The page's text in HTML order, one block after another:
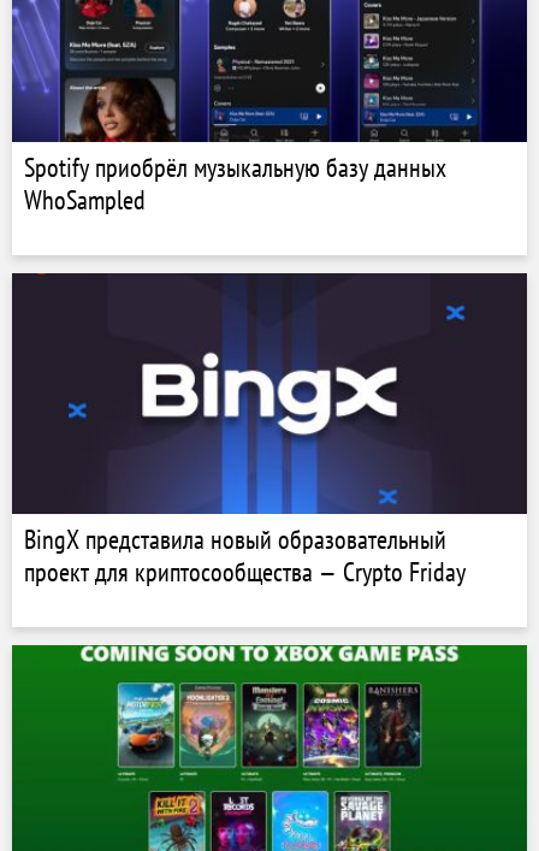
Spotify приобрёл музыкальную базу данных
WhoSampled
BingX представила новый образовательный
проект для криптосообщества — Crypto Friday